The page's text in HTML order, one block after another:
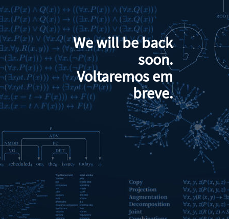
We will be back
soon.
Voltaremos em
breve.